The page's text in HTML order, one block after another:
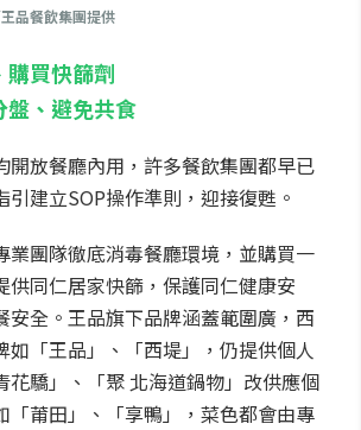
品餐飲集團提供
購買快篩劑
盤、避免共食
開放餐廳內用，許多餐飲集團都早已
建立SOP操作準則，迎接復甦。
業團隊徹底消毒餐廳環境，並購買一
供同仁居家快篩，保護同仁健康安
安全。王品旗下品牌涵蓋範圍廣，西
如「王品」、「西堤」，仍提供個人
花驕」、「聚 北海道鍋物」改供應個
「莆田」、「享鴨」，菜色都會由專